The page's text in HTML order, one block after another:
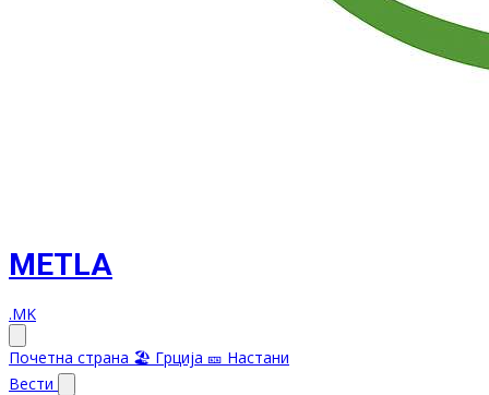
METLA
.MK
Почетна страна 🏖️ Грција 🎫 Настани
Вести